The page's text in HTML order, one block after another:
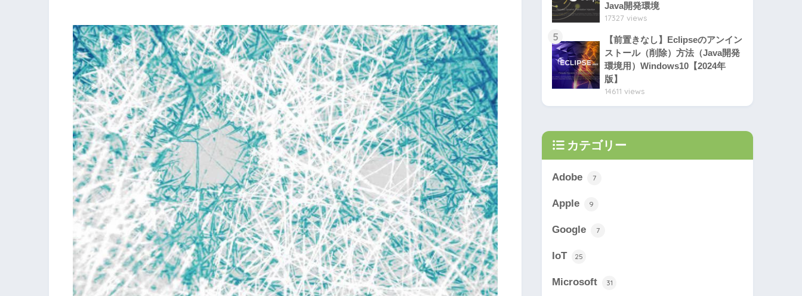
Java開発環境
17327 views
5
【前置きなし】Eclipseのアンイン
ストール（削除）方法（Java開発
環境用）Windows10【2024年
版】
14611 views
カテゴリー
Adobe 7
Apple 9
Google 7
IoT 25
Microsoft 31